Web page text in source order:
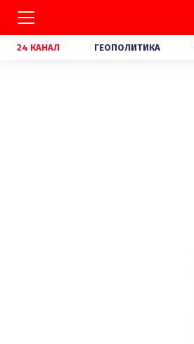
24 КАНАЛ ГЕОПОЛИТИКА